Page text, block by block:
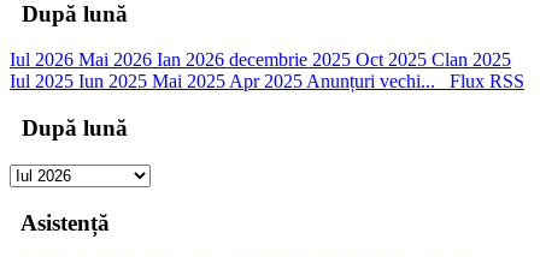
După lună
Iul 2026 Mai 2026 Ian 2026 decembrie 2025 Oct 2025 Clan 2025
Iul 2025 Iun 2025 Mai 2025Apr 2025Anunțuri vechi... Flux RSS
După lună
Asistență